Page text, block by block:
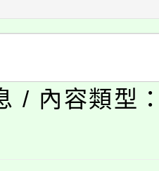
教育專業人
8/29、30在
!
時於龍潭區
/ 內容類型